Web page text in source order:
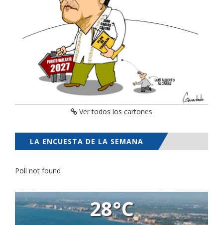
Ver todos los cartones
LA ENCUESTA DE LA SEMANA
Poll not found
28°C